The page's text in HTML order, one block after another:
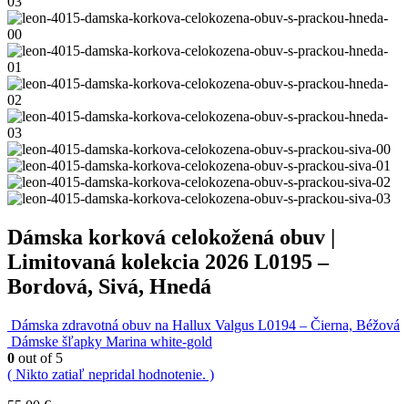
Dámska korková celokožená obuv |
Limitovaná kolekcia 2026 L0195 –
Bordová, Sivá, Hnedá
Dámska zdravotná obuv na Hallux Valgus L0194 – Čierna, Béžová
Dámske šľapky Marina white-gold
0 out of 5
( Nikto zatiaľ nepridal hodnotenie. )